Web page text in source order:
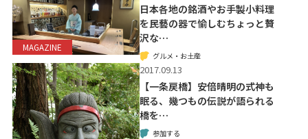
MAGAZINE
日本各地の銘酒やお手製小料理
を民藝の器で愉しむちょっと贅
沢な…
グルメ・お土産
2017.09.13
【一条戻橋】安倍晴明の式神も
眠る、幾つもの伝説が語られる
橋を…
参加する